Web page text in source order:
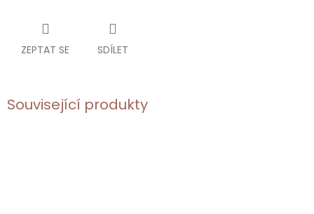
ZEPTAT SE SDÍLET
Související produkty